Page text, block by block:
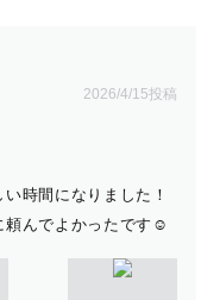
2026/4/15投稿
時間になりました！
頼んでよかったです☺️